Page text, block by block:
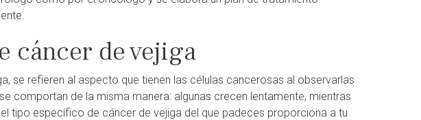
cáncer de vejiga
se refieren al aspecto que tienen las células cancerosas al observarlas
comportan de la misma manera: algunas crecen lentamente, mientras
tipo específico de cáncer de vejiga del que padeces proporciona a tu